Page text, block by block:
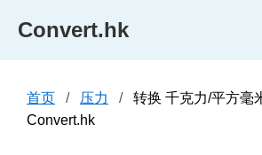
Convert.hk
首页 压力
转换 千克力/平方毫
Convert.hk